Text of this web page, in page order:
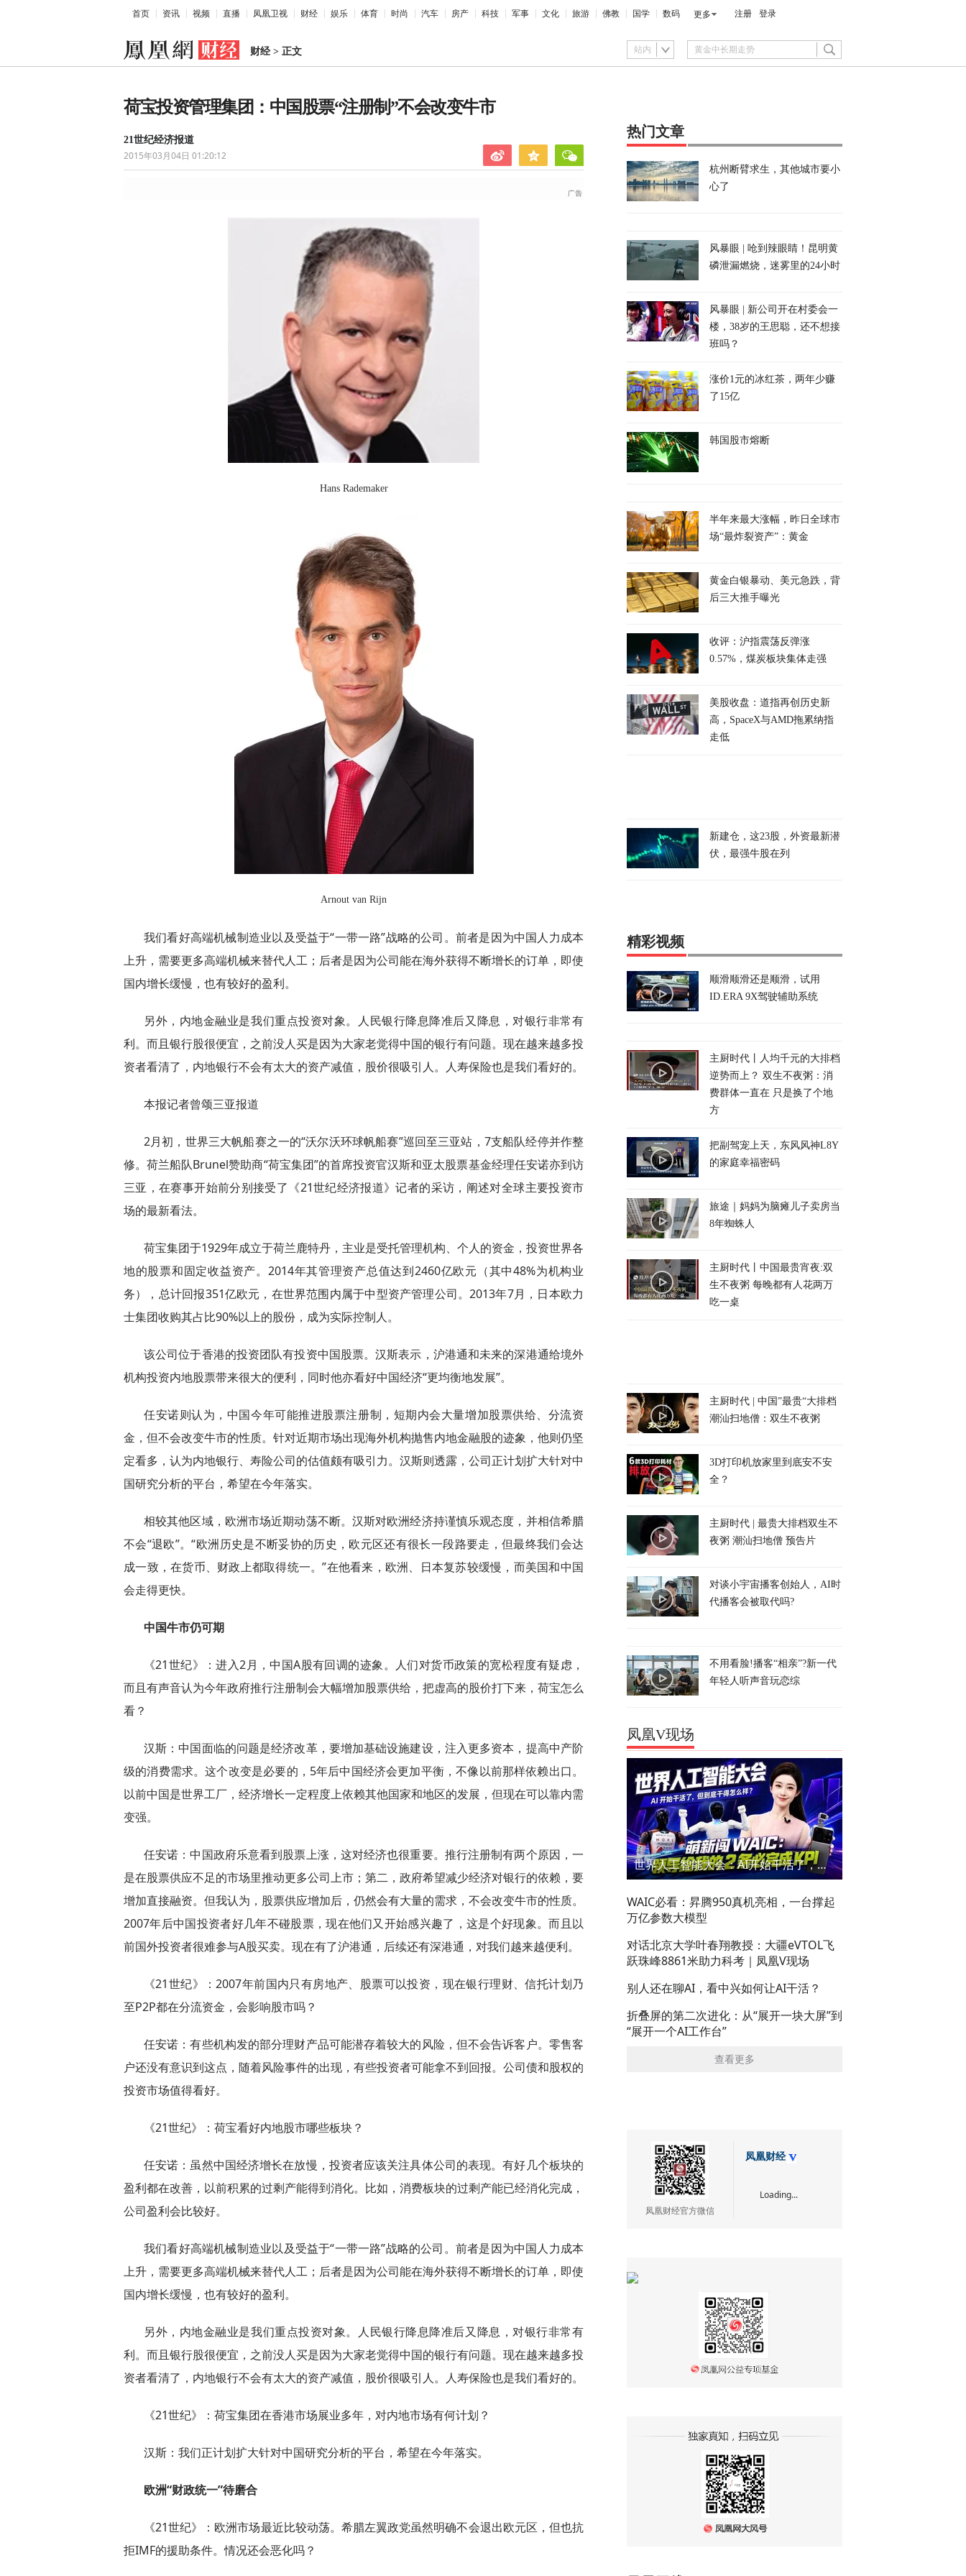
首页 资讯 视频 直播 凤凰卫视 财经 娱乐 体育 时尚 汽车 房产 科技 军事 文化 旅游 佛教 国学 数码 更多 注册 登录
财经> 正文 站内
荷宝投资管理集团：中国股票“注册制”不会改变牛市
21世纪经济报道
2015年03月04日 01:20:12
Hans Rademaker
Arnout van Rijn
我们看好高端机械制造业以及受益于“一带一路”战略的公司。前者是因为中国人力成本
上升，需要更多高端机械来替代人工；后者是因为公司能在海外获得不断增长的订单，即使
国内增长缓慢，也有较好的盈利。
另外，内地金融业是我们重点投资对象。人民银行降息降准后又降息，对银行非常有
利。而且银行股很便宜，之前没人买是因为大家老觉得中国的银行有问题。现在越来越多投
资者看清了，内地银行不会有太大的资产减值，股价很吸引人。人寿保险也是我们看好的。
本报记者曾颂三亚报道
2月初，世界三大帆船赛之一的“沃尔沃环球帆船赛”巡回至三亚站，7支船队经停并作整
修。荷兰船队Brunel赞助商“荷宝集团”的首席投资官汉斯和亚太股票基金经理任安诺亦到访
三亚，在赛事开始前分别接受了《21世纪经济报道》记者的采访，阐述对全球主要投资市
场的最新看法。
荷宝集团于1929年成立于荷兰鹿特丹，主业是受托管理机构、个人的资金，投资世界各
地的股票和固定收益资产。2014年其管理资产总值达到2460亿欧元（其中48%为机构业
务），总计回报351亿欧元，在世界范围内属于中型资产管理公司。2013年7月，日本欧力
士集团收购其占比90%以上的股份，成为实际控制人。
该公司位于香港的投资团队有投资中国股票。汉斯表示，沪港通和未来的深港通给境外
机构投资内地股票带来很大的便利，同时他亦看好中国经济“更均衡地发展”。
任安诺则认为，中国今年可能推进股票注册制，短期内会大量增加股票供给、分流资
金，但不会改变牛市的性质。针对近期市场出现海外机构抛售内地金融股的迹象，他则仍坚
定看多，认为内地银行、寿险公司的估值颇有吸引力。汉斯则透露，公司正计划扩大针对中
国研究分析的平台，希望在今年落实。
相较其他区域，欧洲市场近期动荡不断。汉斯对欧洲经济持谨慎乐观态度，并相信希腊
不会“退欧”。“欧洲历史是不断妥协的历史，欧元区还有很长一段路要走，但最终我们会达
成一致，在货币、财政上都取得统一。”在他看来，欧洲、日本复苏较缓慢，而美国和中国
会走得更快。
中国牛市仍可期
《21世纪》：进入2月，中国A股有回调的迹象。人们对货币政策的宽松程度有疑虑，
而且有声音认为今年政府推行注册制会大幅增加股票供给，把虚高的股价打下来，荷宝怎么
看？
汉斯：中国面临的问题是经济改革，要增加基础设施建设，注入更多资本，提高中产阶
级的消费需求。这个改变是必要的，5年后中国经济会更加平衡，不像以前那样依赖出口。
以前中国是世界工厂，经济增长一定程度上依赖其他国家和地区的发展，但现在可以靠内需
变强。
任安诺：中国政府乐意看到股票上涨，这对经济也很重要。推行注册制有两个原因，一
是在股票供应不足的市场里推动更多公司上市；第二，政府希望减少经济对银行的依赖，要
增加直接融资。但我认为，股票供应增加后，仍然会有大量的需求，不会改变牛市的性质。
2007年后中国投资者好几年不碰股票，现在他们又开始感兴趣了，这是个好现象。而且以
前国外投资者很难参与A股买卖。现在有了沪港通，后续还有深港通，对我们越来越便利。
《21世纪》：2007年前国内只有房地产、股票可以投资，现在银行理财、信托计划乃
至P2P都在分流资金，会影响股市吗？
任安诺：有些机构发的部分理财产品可能潜存着较大的风险，但不会告诉客户。零售客
户还没有意识到这点，随着风险事件的出现，有些投资者可能拿不到回报。公司债和股权的
投资市场值得看好。
《21世纪》：荷宝看好内地股市哪些板块？
任安诺：虽然中国经济增长在放慢，投资者应该关注具体公司的表现。有好几个板块的
盈利都在改善，以前积累的过剩产能得到消化。比如，消费板块的过剩产能已经消化完成，
公司盈利会比较好。
我们看好高端机械制造业以及受益于“一带一路”战略的公司。前者是因为中国人力成本
上升，需要更多高端机械来替代人工；后者是因为公司能在海外获得不断增长的订单，即使
国内增长缓慢，也有较好的盈利。
另外，内地金融业是我们重点投资对象。人民银行降息降准后又降息，对银行非常有
利。而且银行股很便宜，之前没人买是因为大家老觉得中国的银行有问题。现在越来越多投
资者看清了，内地银行不会有太大的资产减值，股价很吸引人。人寿保险也是我们看好的。
《21世纪》：荷宝集团在香港市场展业多年，对内地市场有何计划？
汉斯：我们正计划扩大针对中国研究分析的平台，希望在今年落实。
欧洲“财政统一”待磨合
《21世纪》：欧洲市场最近比较动荡。希腊左翼政党虽然明确不会退出欧元区，但也抗
拒IMF的援助条件。情况还会恶化吗？
热门文章
杭州断臂求生，其他城市要小
心了
风暴眼 | 呛到辣眼睛！昆明黄
磷泄漏燃烧，迷雾里的24小时
风暴眼 | 新公司开在村委会一
楼，38岁的王思聪，还不想接
班吗？
涨价1元的冰红茶，两年少赚
了15亿
韩国股市熔断
半年来最大涨幅，昨日全球市
场“最炸裂资产”：黄金
黄金白银暴动、美元急跌，背
后三大推手曝光
收评：沪指震荡反弹涨
0.57%，煤炭板块集体走强
美股收盘：道指再创历史新
高，SpaceX与AMD拖累纳指
走低
新建仓，这23股，外资最新潜
伏，最强牛股在列
精彩视频
顺滑顺滑还是顺滑，试用
ID.ERA 9X驾驶辅助系统
主厨时代丨人均千元的大排档
逆势而上？ 双生不夜粥：消
费群体一直在 只是换了个地
方
把副驾宠上天，东风风神L8Y
的家庭幸福密码
旅途｜妈妈为脑瘫儿子卖房当
8年蜘蛛人
主厨时代丨中国最贵宵夜:双
生不夜粥 每晚都有人花两万
吃一桌
主厨时代 | 中国”最贵“大排档
潮汕扫地僧：双生不夜粥
3D打印机放家里到底安不安
全？
主厨时代 | 最贵大排档双生不
夜粥 潮汕扫地僧 预告片
对谈小宇宙播客创始人，AI时
代播客会被取代吗?
不用看脸!播客“相亲”?新一代
年轻人听声音玩恋综
凤凰V现场
世界人工智能大会：AI开始干活了，但到底干的怎么样？萌新闯WAIC
WAIC必看：昇腾950真机亮相，一台撑起
万亿参数大模型
对话北京大学叶春翔教授：大疆eVTOL飞
跃珠峰8861米助力科考｜凤凰V现场
别人还在聊AI，看中兴如何让AI干活？
折叠屏的第二次进化：从“展开一块大屏”到
“展开一个AI工作台”
查看更多
凤凰财经官方微信
凤凰财经
Loading...